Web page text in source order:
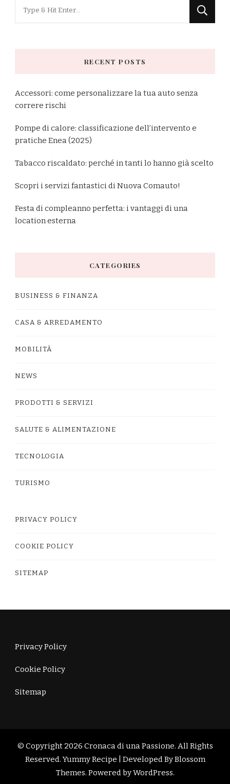
RECENT POSTS
Accessori: come personalizzare la tua auto senza
correre rischi
Pompe di calore: classificazione dell’intervento e
pratiche Enea (2025)
Tabacco riscaldato: perché in tanti lo hanno già scelto
Scopri i servizi fantastici di Nuova Comauto!
Festa di compleanno perfetta: i vantaggi di una
location esterna
CATEGORIES
BUSINESS & FINANZA
CASA & ARREDAMENTO
MOBILITÀ
NEWS
PRODOTTI & SERVIZI
SALUTE & ALIMENTAZIONE
TECNOLOGIA
TURISMO
PRIVACY POLICY
COOKIE POLICY
SITEMAP
Privacy Policy
Cookie Policy
Sitemap
© Copyright 2026 Cronaca di una Passione. All Rights
Reserved.Yummy Recipe | Developed ByBlossom
Themes. Powered byWordPress.